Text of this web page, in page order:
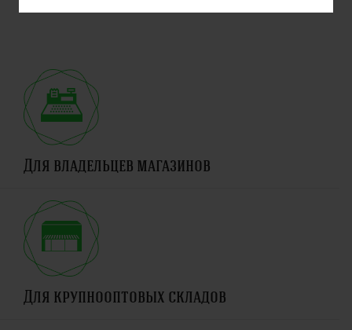
Для владельцев магазинов
Для крупнооптовых складов